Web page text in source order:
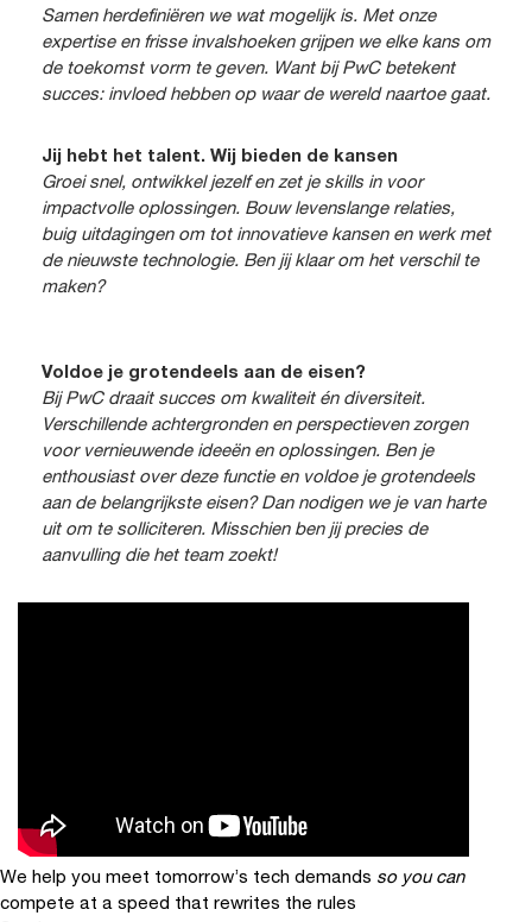
Samen herdefiniëren we wat mogelijk is. Met onze
expertise en frisse invalshoeken grijpen we elke kans om
de toekomst vorm te geven. Want bij PwC betekent
succes: invloed hebben op waar de wereld naartoe gaat.
Jij hebt het talent. Wij bieden de kansen
Groei snel, ontwikkel jezelf en zet je skills in voor
impactvolle oplossingen. Bouw levenslange relaties,
buig uitdagingen om tot innovatieve kansen en werk met
de nieuwste technologie. Ben jij klaar om het verschil te
maken?
Voldoe je grotendeels aan de eisen?
Bij PwC draait succes om kwaliteit én diversiteit.
Verschillende achtergronden en perspectieven zorgen
voor vernieuwende ideeën en oplossingen. Ben je
enthousiast over deze functie en voldoe je grotendeels
aan de belangrijkste eisen? Dan nodigen we je van harte
uit om te solliciteren. Misschien ben jij precies de
aanvulling die het team zoekt!
We help you meet tomorrow’s tech demands so you can
compete at a speed that rewrites the rules